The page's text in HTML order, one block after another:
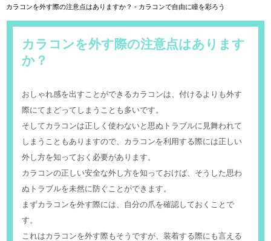
カラコンを外す際の注意点はありますか？ - カラコンで自由に瞳を彩ろう
カラコンを外す際の注意点はあります
か？
おしゃれ感を出すことができるカラコンは、付けるよりも外す
際にてまどってしまうことも多いです。
そしてカラコンは正しく使わないと思ぬトラブルに見舞われて
しまうこともありますので、カラコンを利用する際には正しい
外し方を知っておく必要があります。
カラコンの正しい安全な外し方を知っておけば、そうした思わ
ぬトラブルを未然に防ぐことができます。
まずカラコンを外す際には、自分の爪を確認しておくことで
す。
これはカラコンを外す際もそうですが、装着する際にも言える